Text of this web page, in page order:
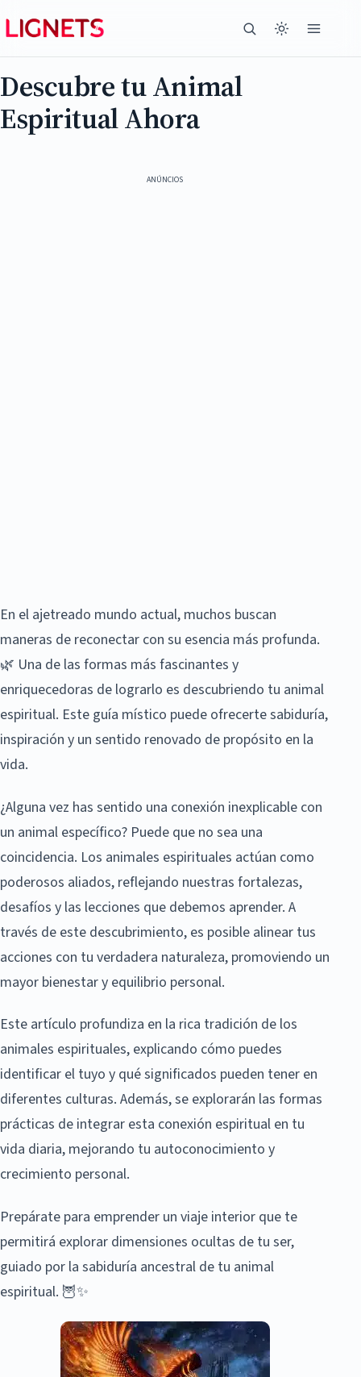
Descubre tu Animal
Espiritual Ahora
ANÚNCIOS
En el ajetreado mundo actual, muchos buscan
maneras de reconectar con su esencia más profunda.
🌿 Una de las formas más fascinantes y
enriquecedoras de lograrlo es descubriendo tu animal
espiritual. Este guía místico puede ofrecerte sabiduría,
inspiración y un sentido renovado de propósito en la
vida.
¿Alguna vez has sentido una conexión inexplicable con
un animal específico? Puede que no sea una
coincidencia. Los animales espirituales actúan como
poderosos aliados, reflejando nuestras fortalezas,
desafíos y las lecciones que debemos aprender. A
través de este descubrimiento, es posible alinear tus
acciones con tu verdadera naturaleza, promoviendo un
mayor bienestar y equilibrio personal.
Este artículo profundiza en la rica tradición de los
animales espirituales, explicando cómo puedes
identificar el tuyo y qué significados pueden tener en
diferentes culturas. Además, se explorarán las formas
prácticas de integrar esta conexión espiritual en tu
vida diaria, mejorando tu autoconocimiento y
crecimiento personal.
Prepárate para emprender un viaje interior que te
permitirá explorar dimensiones ocultas de tu ser,
guiado por la sabiduría ancestral de tu animal
espiritual. 🦉✨